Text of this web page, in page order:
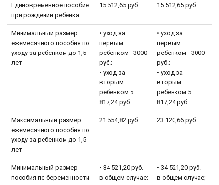
Единовременное пособие
при рождении ребенка
15 512,65 руб. 15 512,65 руб.
Минимальный размер
ежемесячного пособия по
уходу за ребенком до 1,5
лет
• уход за
первым
ребенком - 3000
руб.;
• уход за
вторым
ребенком 5
817,24 руб.
• уход за
первым
ребенком - 3000
руб.;
• уход за
вторым
ребенком 5
817,24 руб.
Максимальный размер
ежемесячного пособия по
уходу за ребенком до 1,5
лет
21 554,82 руб. 23 120,66 руб.
Минимальный размер
пособия по беременности
• 34 521,20 руб. -
в общем случае;
• 34 521,20 руб.-
в общем случае;